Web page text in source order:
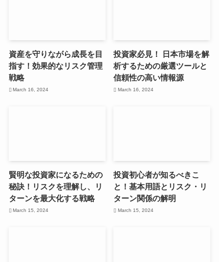
資産を守りながら成長を目
指す！効果的なリスク管理
戦略
March 16, 2024
投資家必見！ 日本市場を解
析するための厳選ツールと
信頼性の高い情報源
March 16, 2024
賢明な投資家になるための
秘訣！リスクを理解し、リ
ターンを最大化する戦略
March 15, 2024
投資初心者が知るべきこ
と！基本用語とリスク・リ
ターン関係の解明
March 15, 2024